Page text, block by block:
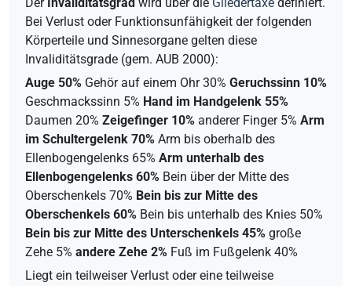
Bei Verlust oder Funktionsunfähigkeit der folgenden
Körperteile und Sinnesorgane gelten diese
Invaliditätsgrade (gem. AUB 2000):
Auge 50% Gehör auf einem Ohr 30% Geruchssinn 10%
Geschmackssinn 5% Hand im Handgelenk 55%
Daumen 20% Zeigefinger 10% anderer Finger 5% Arm
im Schultergelenk 70% Arm bis oberhalb des
Ellenbogengelenks 65% Arm unterhalb des
Ellenbogengelenks 60% Bein über der Mitte des
Oberschenkels 70% Bein bis zur Mitte des
Oberschenkels 60% Bein bis unterhalb des Knies 50%
Bein bis zur Mitte des Unterschenkels 45% große
Zehe 5% andere Zehe 2% Fuß im Fußgelenk 40%
Liegt ein teilweiser Verlust oder eine teilweise